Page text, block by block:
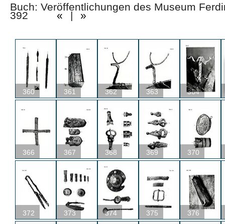
Buch: Veröffentlichungen des Museum
392 « | »
360 361 362 363 364
366 367 368 369 370
372 373 374 375 376